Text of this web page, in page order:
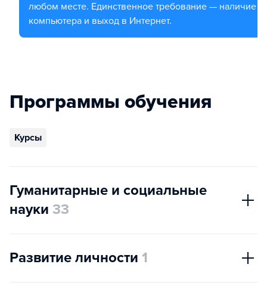
любом месте. Единственное требование — наличие
компьютера и выход в Интернет.
Программы обучения
Курсы
Гуманитарные и социальные
науки 33
Развитие личности 1